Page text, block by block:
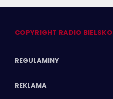
COPYRIGHT RADIO BIELSKO
REGULAMINY
REKLAMA